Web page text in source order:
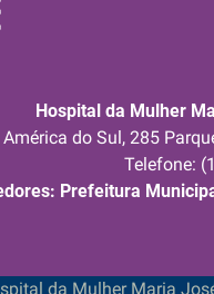
Hospital da Mulher
América do Sul, 285
Telefone:
Prefeitura
da Mulher Maria